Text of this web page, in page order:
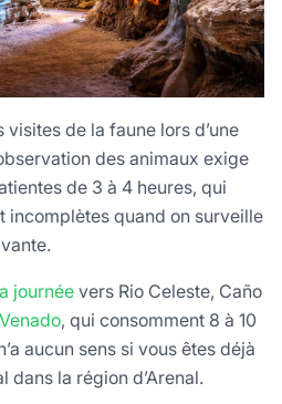
de la faune lors d’une
des animaux exige
de 3 à 4 heures, qui
incomplètes quand on surveille
journéevers Rio Celeste, Caño
, qui consomment 8 à 10
aucun sens si vous êtes déjà
dans la région d’Arenal.